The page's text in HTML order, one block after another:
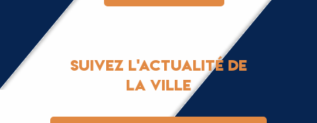
Suivez l'actualité de
la ville